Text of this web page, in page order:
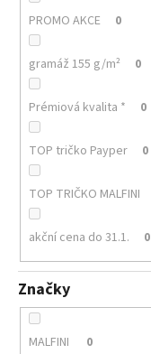
PROMO AKCE 0
gramáž 155 g/m² 0
Prémiová kvalita * 0
TOP tričko Payper 0
TOP TRIČKO MALFINI
akční cena do 31.1. 0
Značky
MALFINI 0